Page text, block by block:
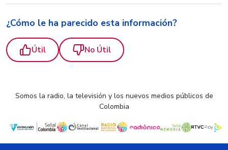
¿Cómo le ha parecido esta información?
Útil No Útil
Somos la radio, la televisión y los nuevos medios públicos de
Colombia